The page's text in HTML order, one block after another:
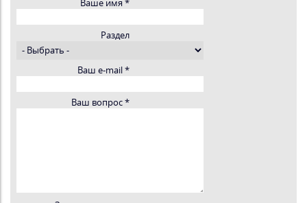
Ваше имя *
Раздел
Ваш e-mail*
Ваш вопрос*